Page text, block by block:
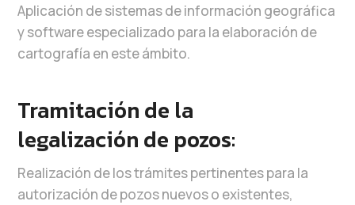
Aplicación de sistemas de información geográfica
y software especializado para la elaboración de
cartografía en este ámbito.
Tramitación de la
legalización de pozos:
Realización de los trámites pertinentes para la
autorización de pozos nuevos o existentes,